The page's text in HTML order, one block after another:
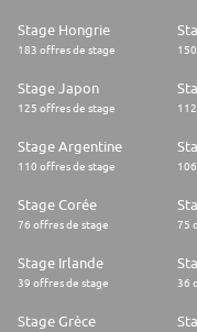
* Compétiteur(trice),
* Autonome et proactif(ve),
* Excellent relationnel,
Maîtrise de la suite MS
Langues
Français et anglais (C1
Stage Hongrie
183 offres de stage
Stage Japon
125 offres de stage
Stage Argentine
110 offres de stage
Stage Corée
76 offres de stage 75
Stage Irlande
39 offres de stage 36
Stage Grèce